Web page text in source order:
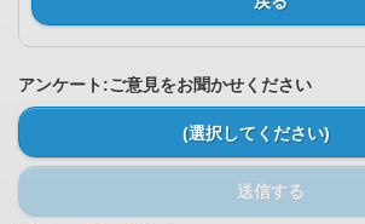
アンケート:ご意見をお聞かせください
(選択してください)
送信する